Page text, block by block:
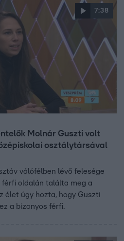
7:38
Molnár Guszti volt
osztálytársával
válófélben lévő felesége
férfi oldalán találta meg a
élet úgy hozta, hogy Guszti
a bizonyos férfi.